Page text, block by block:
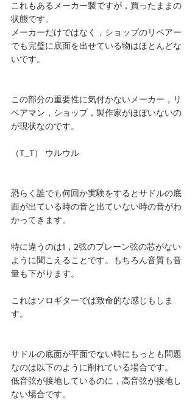
これもあるメーカー製ですが，買ったままの
状態です。
メーカーだけではなく，ショップのリペアー
でも完璧に底面を出せている物はほとんどな
いです。
この部分の重要性に気付かないメーカー，リ
ペアマン，ショップ，製作家がほぼいないの
が現状なのです。
（T_T） ウルウル
恐らく誰でも何回か実験をするとサドルの底
面が出ている時の音と出ていない時の音がわ
かってきます。
特に違うのは1，2弦のプレーン弦の芯がない
ように聞こえることです。もちろん音質も音
量も下がります。
これはソロギターでは致命的な感じもしま
す。
サドルの底面が平面でない時にもっとも問題
なのは以下のように削れている場合です。
低音弦が接地しているのに，高音弦が接地し
ない場合です。